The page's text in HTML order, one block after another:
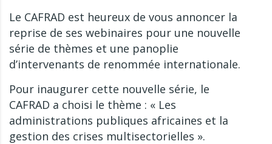
Le CAFRAD est heureux de vous annoncer la
reprise de ses webinaires pour une nouvelle
série de thèmes et une panoplie
d’intervenants de renommée internationale.
Pour inaugurer cette nouvelle série, le
CAFRAD a choisi le thème : « Les
administrations publiques africaines et la
gestion des crises multisectorielles ».